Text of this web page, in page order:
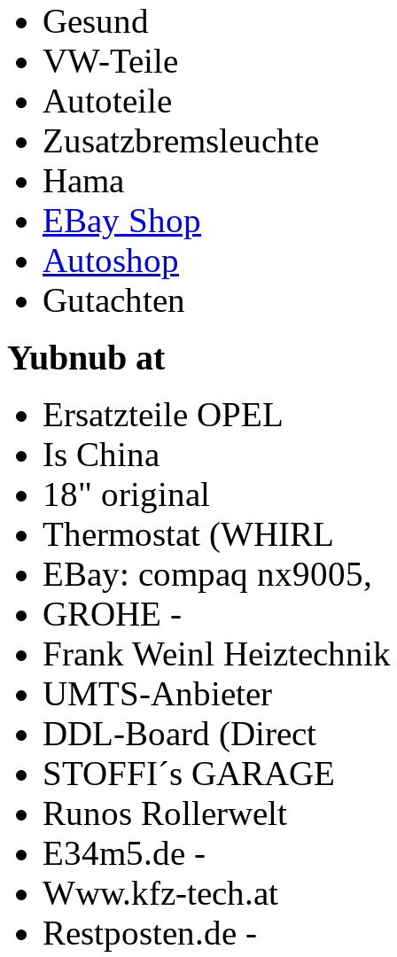
Gesund
VW-Teile
Autoteile
Zusatzbremsleuchte
Hama
EBay Shop
Autoshop
Gutachten
Yubnub at
Ersatzteile OPEL
Is China
18" original
Thermostat (WHIRL
EBay: compaq nx9005,
GROHE -
Frank Weinl Heiztechnik
UMTS-Anbieter
DDL-Board (Direct
STOFFI´s GARAGE
Runos Rollerwelt
E34m5.de -
Www.kfz-tech.at
Restposten.de -